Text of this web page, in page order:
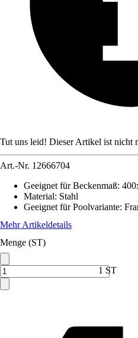
Tut uns leid! Dieser Artikel ist nicht
Art.-Nr. 12666704
Geeignet für Beckenmaß:
Material: Stahl
Geeignet für Poolvariante:
Mehr Artikeldetails
Menge (ST)
1 ST